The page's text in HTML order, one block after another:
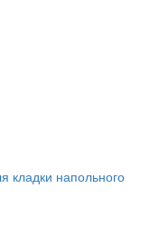
кладки напольного